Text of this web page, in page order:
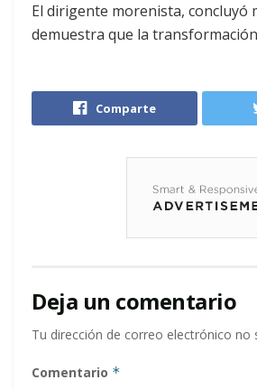
El dirigente morenista, concluyó
demuestra que la
Comparte
Deja un comentario
Tu dirección de correo electrónico no
Comentario *